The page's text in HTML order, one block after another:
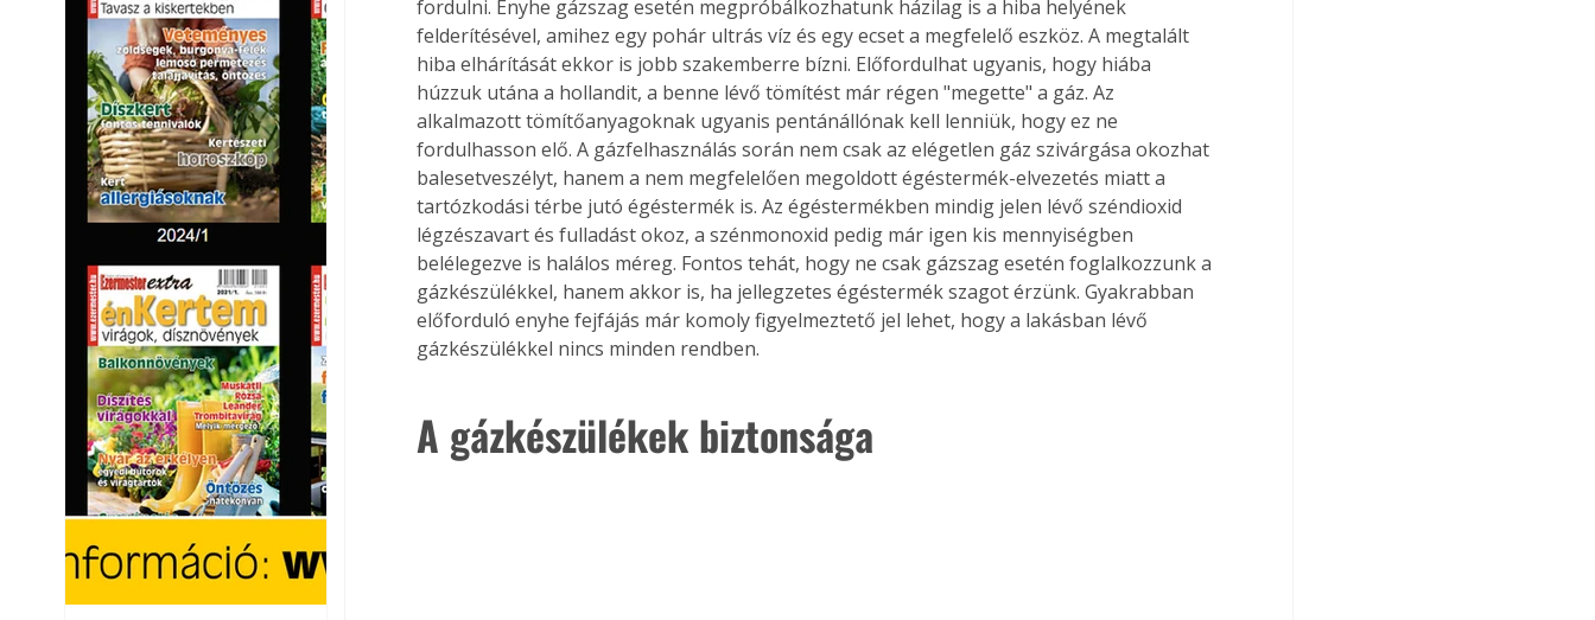
fordulni. Enyhe gázszag esetén megpróbálkozhatunk házilag is a hiba helyének
felderítésével, amihez egy pohár ultrás víz és egy ecset a megfelelő eszköz. A megtalált
hiba elhárítását ekkor is jobb szakemberre bízni. Előfordulhat ugyanis, hogy hiába
húzzuk utána a hollandit, a benne lévő tömítést már régen "megette" a gáz. Az
alkalmazott tömítőanyagoknak ugyanis pentánállónak kell lenniük, hogy ez ne
fordulhasson elő. A gázfelhasználás során nem csak az elégetlen gáz szivárgása okozhat
balesetveszélyt, hanem a nem megfelelően megoldott égéstermék-elvezetés miatt a
tartózkodási térbe jutó égéstermék is. Az égéstermékben mindig jelen lévő széndioxid
légzészavart és fulladást okoz, a szénmonoxid pedig már igen kis mennyiségben
belélegezve is halálos méreg. Fontos tehát, hogy ne csak gázszag esetén foglalkozzunk a
gázkészülékkel, hanem akkor is, ha jellegzetes égéstermék szagot érzünk. Gyakrabban
előforduló enyhe fejfájás már komoly figyelmeztető jel lehet, hogy a lakásban lévő
gázkészülékkel nincs minden rendben.
A gázkészülékek biztonsága